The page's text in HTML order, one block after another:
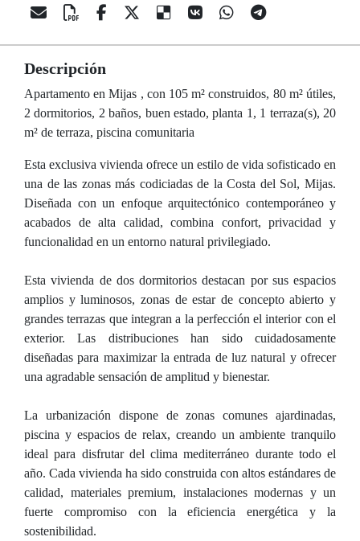
Descripción
Apartamento en Mijas , con 105 m² construidos, 80 m² útiles,
2 dormitorios, 2 baños, buen estado, planta 1, 1 terraza(s), 20
m² de terraza, piscina comunitaria
Esta exclusiva vivienda ofrece un estilo de vida sofisticado en
una de las zonas más codiciadas de la Costa del Sol, Mijas.
Diseñada con un enfoque arquitectónico contemporáneo y
acabados de alta calidad, combina confort, privacidad y
funcionalidad en un entorno natural privilegiado.
Esta vivienda de dos dormitorios destacan por sus espacios
amplios y luminosos, zonas de estar de concepto abierto y
grandes terrazas que integran a la perfección el interior con el
exterior. Las distribuciones han sido cuidadosamente
diseñadas para maximizar la entrada de luz natural y ofrecer
una agradable sensación de amplitud y bienestar.
La urbanización dispone de zonas comunes ajardinadas,
piscina y espacios de relax, creando un ambiente tranquilo
ideal para disfrutar del clima mediterráneo durante todo el
año. Cada vivienda ha sido construida con altos estándares de
calidad, materiales premium, instalaciones modernas y un
fuerte compromiso con la eficiencia energética y la
sostenibilidad.